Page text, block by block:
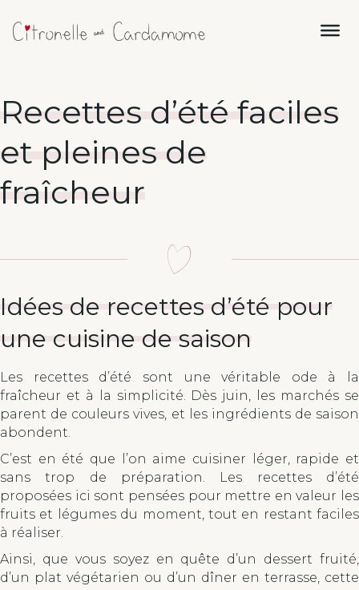
Recettes d’été faciles
et pleines de
fraîcheur
Idées de recettes d’été pour
une cuisine de saison
Les recettes d’été sont une véritable ode à la
fraîcheur et à la simplicité. Dès juin, les marchés se
parent de couleurs vives, et les ingrédients de saison
abondent.
C’est en été que l’on aime cuisiner léger, rapide et
sans trop de préparation. Les recettes d’été
proposées ici sont pensées pour mettre en valeur les
fruits et légumes du moment, tout en restant faciles
à réaliser.
Ainsi, que vous soyez en quête d’un dessert fruité,
d’un plat végétarien ou d’un dîner en terrasse, cette